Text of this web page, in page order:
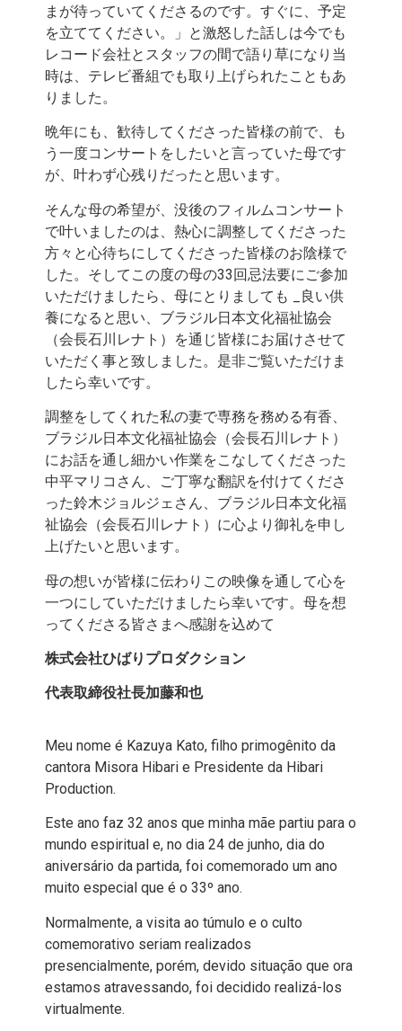
まが待っていてくださるのです。すぐに、予定
を立ててください。」と激怒した話しは今でも
レコード会社とスタッフの間で語り草になり当
時は、テレビ番組でも取り上げられたこともあ
りました。
晩年にも、歓待してくださった皆様の前で、も
う一度コンサートをしたいと言っていた母です
が、叶わず心残りだったと思います。
そんな母の希望が、没後のフィルムコンサート
で叶いましたのは、熱心に調整してくださった
方々と心待ちにしてくださった皆様のお陰様で
した。そしてこの度の母の33回忌法要にご参加
いただけましたら、母にとりましても _良い供
養になると思い、ブラジル日本文化福祉協会
（会長石川レナト）を通じ皆様にお届けさせて
いただく事と致しました。是非ご覧いただけま
したら幸いです。
調整をしてくれた私の妻で専務を務める有香、
ブラジル日本文化福祉協会（会長石川レナト）
にお話を通し細かい作業をこなしてくださった
中平マリコさん、ご丁寧な翻訳を付けてくださ
った鈴木ジョルジェさん、ブラジル日本文化福
祉協会（会長石川レナト）に心より御礼を申し
上げたいと思います。
母の想いが皆様に伝わりこの映像を通して心を
一つにしていただけましたら幸いです。母を想
ってくださる皆さまへ感謝を込めて
株式会社ひばりプロダクション
代表取締役社長加藤和也
Meu nome é Kazuya Kato, filho primogênito da
cantora Misora Hibari e Presidente da Hibari
Production.
Este ano faz 32 anos que minha mãe partiu para o
mundo espiritual e, no dia 24 de junho, dia do
aniversário da partida, foi comemorado um ano
muito especial que é o 33º ano.
Normalmente, a visita ao túmulo e o culto
comemorativo seriam realizados
presencialmente, porém, devido situação que ora
estamos atravessando, foi decidido realizá-los
virtualmente.